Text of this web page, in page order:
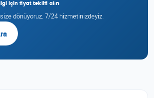
için fiyat teklifi alın
dönüyoruz. 7/24 hizmetinizdeyiz.